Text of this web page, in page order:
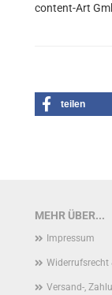
content-Art
teilen
MEHR ÜBER...
Impressum
Widerrufsrecht
Versand-,